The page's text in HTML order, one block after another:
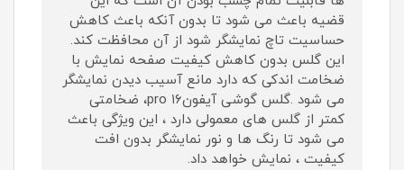
قضیه باعث می شود تا بدون آنکه باعث کاهش
حساسیت تاچ نمایشگر شود از آن محافظت کند.
این گلس بدون کاهش کیفیت صفحه نمایش با
ضخامت اندکی که دارد مانع آسیب دیدن نمایشگر
می شود .گلس گوشی آیفون۱۶ pro، ضخامتی
کمتر از گلس های معمولی دارد ، این ویژگی باعث
می شود تا رنگ ها و نور نمایشگر بدون افت
کیفیت ، نمایش خواهد داد.